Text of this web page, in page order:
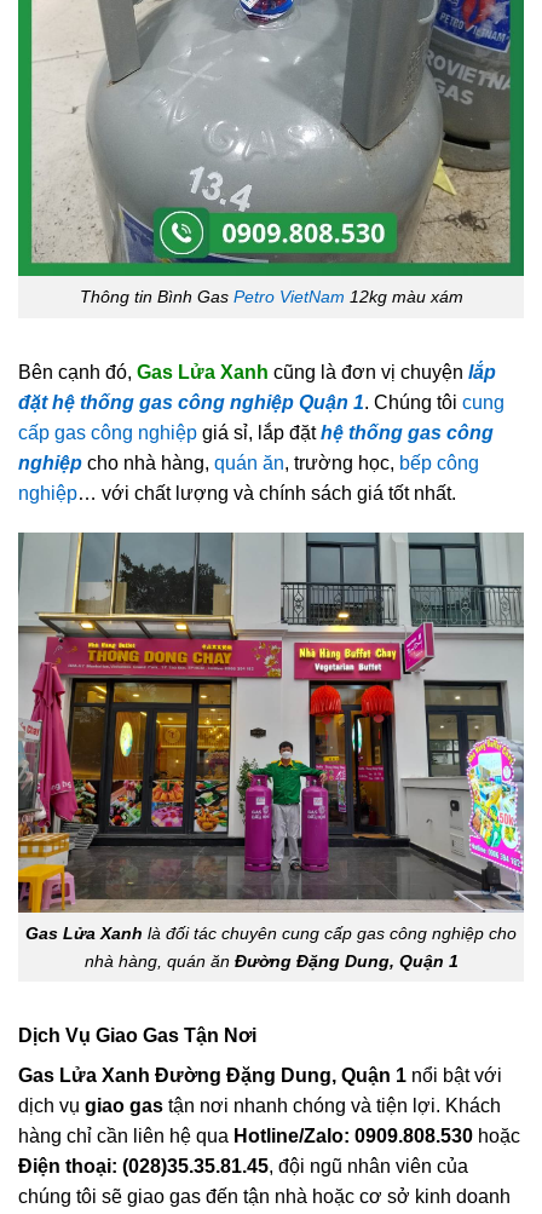
Thông tin Bình Gas Petro VietNam 12kg màu xám
Bên cạnh đó, Gas Lửa Xanh cũng là đơn vị chuyện lắp
đặt hệ thống gas công nghiệp Quận 1. Chúng tôi cung
cấp gas công nghiệp giá sỉ, lắp đặthệ thống gas công
nghiệp cho nhà hàng, quán ăn, trường học, bếp công
nghiệp… với chất lượng và chính sách giá tốt nhất.
Gas Lửa Xanh là đối tác chuyên cung cấp gas công nghiệp cho
nhà hàng, quán ăn Đường Đặng Dung, Quận 1
Dịch Vụ Giao Gas Tận Nơi
Gas Lửa Xanh Đường Đặng Dung, Quận 1 nổi bật với
dịch vụ giao gas tận nơi nhanh chóng và tiện lợi. Khách
hàng chỉ cần liên hệ qua Hotline/Zalo: 0909.808.530 hoặc
Điện thoại: (028)35.35.81.45, đội ngũ nhân viên của
chúng tôi sẽ giao gas đến tận nhà hoặc cơ sở kinh doanh